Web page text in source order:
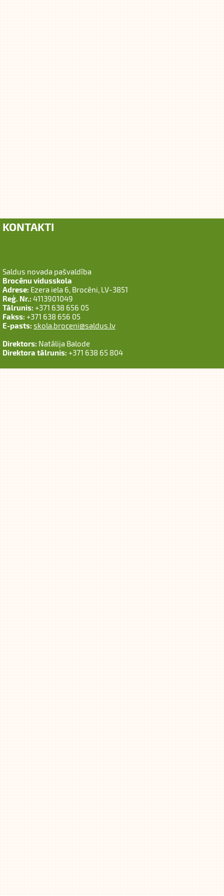
KONTAKTI
Saldus novada pašvaldība
Brocēnu vidusskola
Adrese:Ezera iela 6, Brocēni, LV-3851
Reģ. Nr.:4113901049
Tālrunis:+371 638 656 05
Fakss:+371 638 656 05
E-pasts:skola.broceni@saldus.lv
Direktors:Natālija Balode
Direktora tālrunis:+371 638 65 804